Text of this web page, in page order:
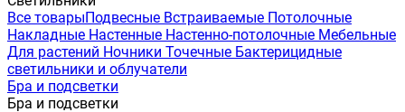
Все товарыПодвесные Встраиваемые Потолочные
Накладные Настенные Настенно-потолочные Мебельные
Для растений Ночники Точечные Бактерицидные
светильники и облучатели
Бра и подсветки
Бра и подсветки